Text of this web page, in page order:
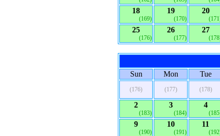
18
(169)
19
(170)
20
25
(176)
26
(177)
27
Sun Mon Tue
(176) (177) (178)
2
(183)
3
(184)
4
9
(190)
10
(191)
11